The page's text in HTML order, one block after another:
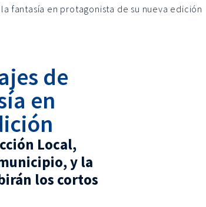
fantasía en protagonista de su nueva edición
de
en
Local,
y la
los cortos